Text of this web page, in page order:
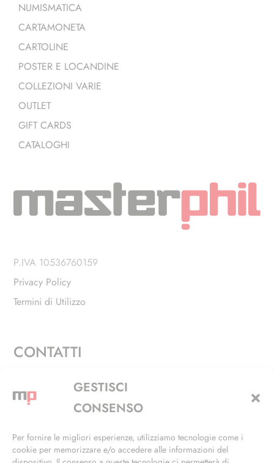
GESTISCI
CONSENSO
Per fornire le migliori esperienze, utilizziamo tecnologie come i
cookie per memorizzare e/o accedere alle informazioni del
NUMISMATICA
CARTAMONETA
CARTOLINE
POSTER E LOCANDINE
COLLEZIONI VARIE
OUTLET
GIFT CARDS
CATALOGHI
P.IVA 10536760159
Privacy Policy
Termini di Utilizzo
CONTATTI
Via Alfieri, 27 - Trezzano Sul Naviglio (MI)
+39 02 4846 3155
info@masterphil.it